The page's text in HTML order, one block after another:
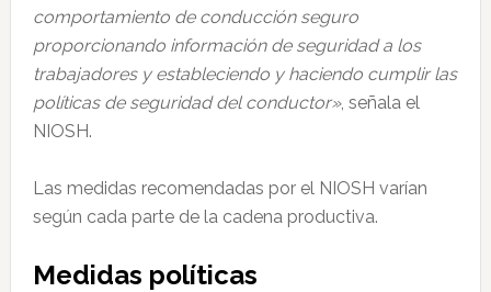
comportamiento de conducción seguro
proporcionando información de seguridad a los
trabajadores y estableciendo y haciendo cumplir las
políticas de seguridad del conductor», señala el
NIOSH.
Las medidas recomendadas por el NIOSH varían
según cada parte de la cadena productiva.
Medidas políticas